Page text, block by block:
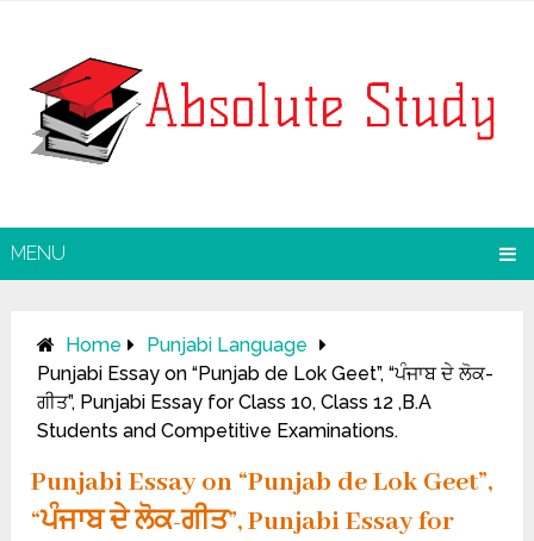
MENU
Home
Punjabi Language
Punjabi Essay on “Punjab de Lok Geet”, “ਪੰਜਾਬ ਦੇ ਲੋਕ-
ਗੀਤ”, Punjabi Essay for Class 10, Class 12 ,B.A
Students and Competitive Examinations.
Punjabi Essay on “Punjab de Lok Geet”,
“ਪੰਜਾਬ ਦੇ ਲੋਕ-ਗੀਤ”, Punjabi Essay for